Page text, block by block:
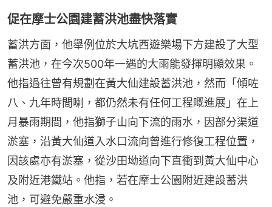
促在摩士公園建蓄洪池盡快落實
蓄洪方面，他舉例位於大坑西遊樂場下方建設了大型
蓄洪池，在今次500年一遇的大雨能發揮明顯效果。
他指過往曾有規劃在黃大仙建設蓄洪池，然而「傾咗
八、九年時間喇，都仍然未有任何工程嘅進展」在上
月暴雨期間，他指獅子山向下流的雨水，因部分渠道
淤塞，沿黃大仙道入水口流向曾進行修復工程位置，
因該處亦有淤塞，從沙田坳道向下直衝到黃大仙中心
及附近港鐵站。他指，若在摩士公園附近建設蓄洪
池，可避免嚴重水浸。